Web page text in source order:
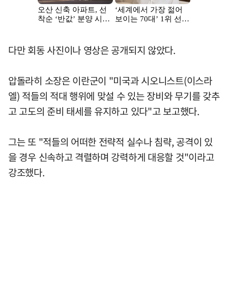
다만 회동 사진이나 영상은 공개되지 않았다.
압돌라히 소장은 이란군이 "미국과 시오니스트(이스라
엘) 적들의 적대 행위에 맞설 수 있는 장비와 무기를 갖추
고 고도의 준비 태세를 유지하고 있다"고 보고했다.
그는 또 "적들의 어떠한 전략적 실수나 침략, 공격이 있
을 경우 신속하고 격렬하며 강력하게 대응할 것"이라고
강조했다.